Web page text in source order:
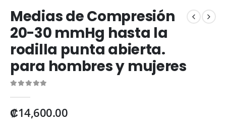
Medias de Compresión
20-30 mmHg hasta la
rodilla punta abierta.
para hombres y mujeres
₡14,600.00